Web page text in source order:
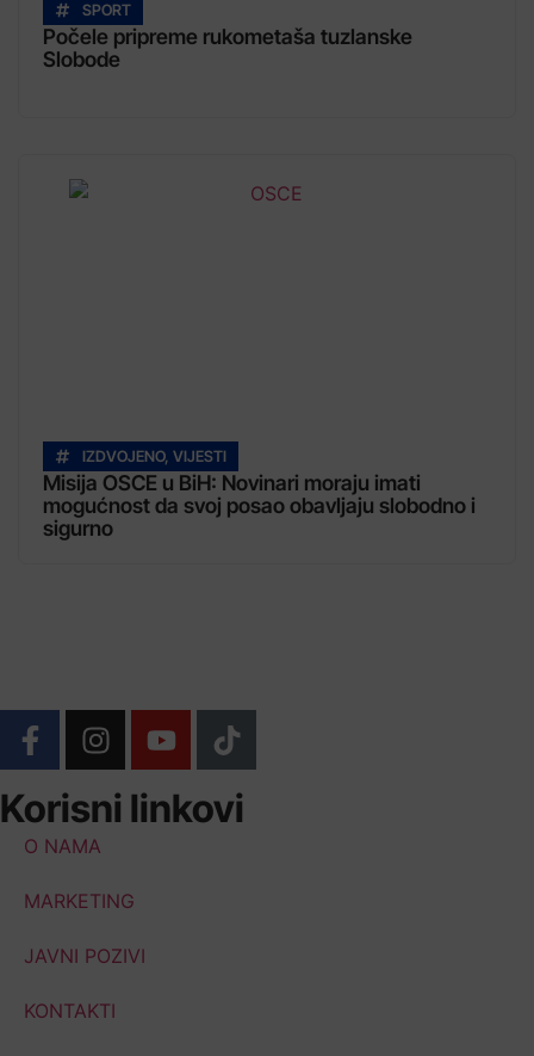
SPORT
Počele pripreme rukometaša tuzlanske
Slobode
IZDVOJENO, VIJESTI
Misija OSCE u BiH: Novinari moraju imati
mogućnost da svoj posao obavljaju slobodno i
sigurno
Korisni linkovi
O NAMA
MARKETING
JAVNI POZIVI
KONTAKTI